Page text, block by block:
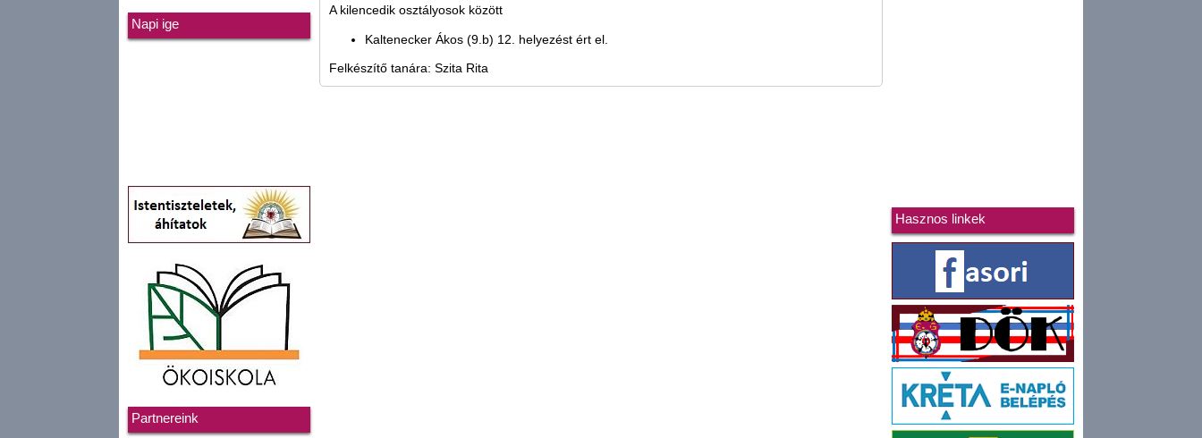
Napi ige
Partnereink
A kilencedik osztályosok között
Kaltenecker Ákos (9.b) 12. helyezést ért el.
Felkészítő tanára: Szita Rita
Hasznos linkek